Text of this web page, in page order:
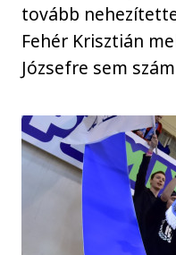
tovább
Fehér Krisztián
Józsefre sem